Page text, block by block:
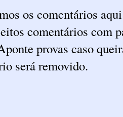
os comentários
comentários com
provas caso
será removido.